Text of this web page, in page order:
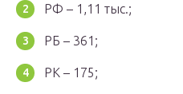
РФ – 1,11 тыс.;
РБ – 361;
РК – 175;